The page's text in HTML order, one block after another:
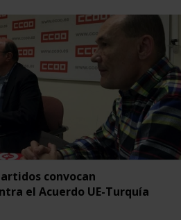
convocan
el Acuerdo UE-Turquía